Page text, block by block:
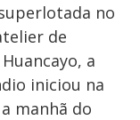
no
de
a
iniciou na
manhã do